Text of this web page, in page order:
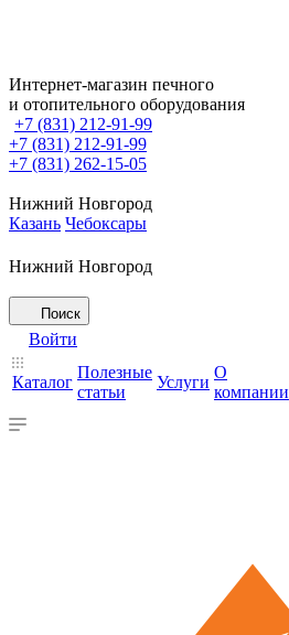
Интернет-магазин печного
и отопительного оборудования
+7 (831) 212-91-99
+7 (831) 212-91-99
+7 (831) 262-15-05
Нижний Новгород
Казань Чебоксары
Нижний Новгород
Поиск
Войти
Каталог
Полезные
статьи
Услуги
О
компании